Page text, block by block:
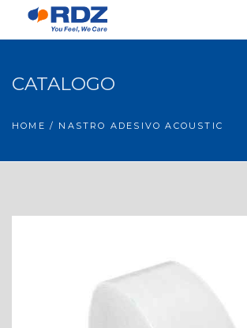
CATALOGO
HOME / NASTRO ADESIVO ACOUSTIC